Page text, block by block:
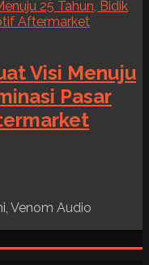
Visi Menuju
Pasar
Venom Audio